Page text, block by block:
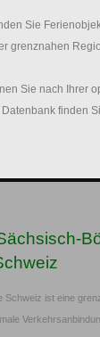
Sie
grenznahen
Sie nach Ihrer
finden
Schweiz ist eine